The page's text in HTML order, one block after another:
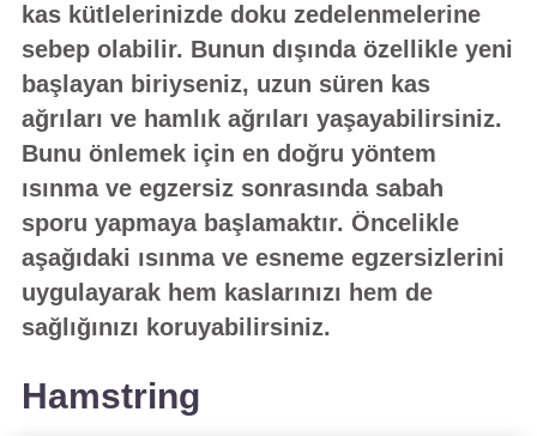
kas kütlelerinizde doku zedelenmelerine
sebep olabilir. Bunun dışında özellikle yeni
başlayan biriyseniz, uzun süren kas
ağrıları ve hamlık ağrıları yaşayabilirsiniz.
Bunu önlemek için en doğru yöntem
ısınma ve egzersiz sonrasında sabah
sporu yapmaya başlamaktır. Öncelikle
aşağıdaki ısınma ve esneme egzersizlerini
uygulayarak hem kaslarınızı hem de
sağlığınızı koruyabilirsiniz.
Hamstring